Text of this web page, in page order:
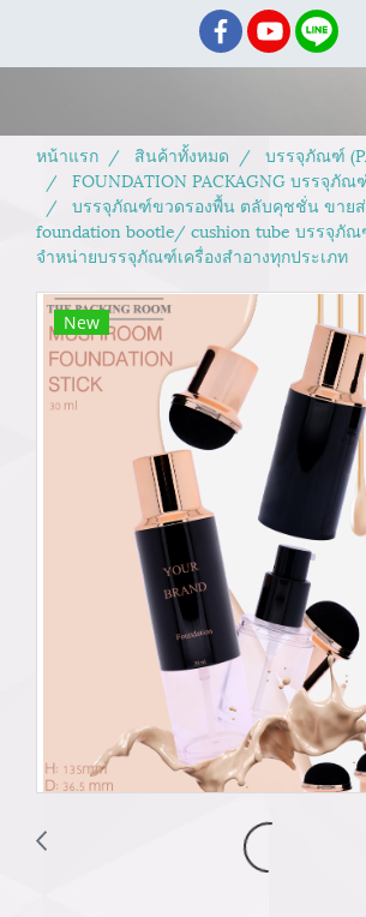
หน้าแรก สินค้าทั้งหมด
บรรจุภัณฑ์
FOUNDATION PACKAGNG บรรจุภั
บรรจุภัณฑ์ขวดรองพื้น ตลับคุชชั่น ขาย
foundation bootle/ cushion tube บรรจุภัณ
จำหน่ายบรรจุภัณฑ์เครื่องสำอางทุกประเภท
New